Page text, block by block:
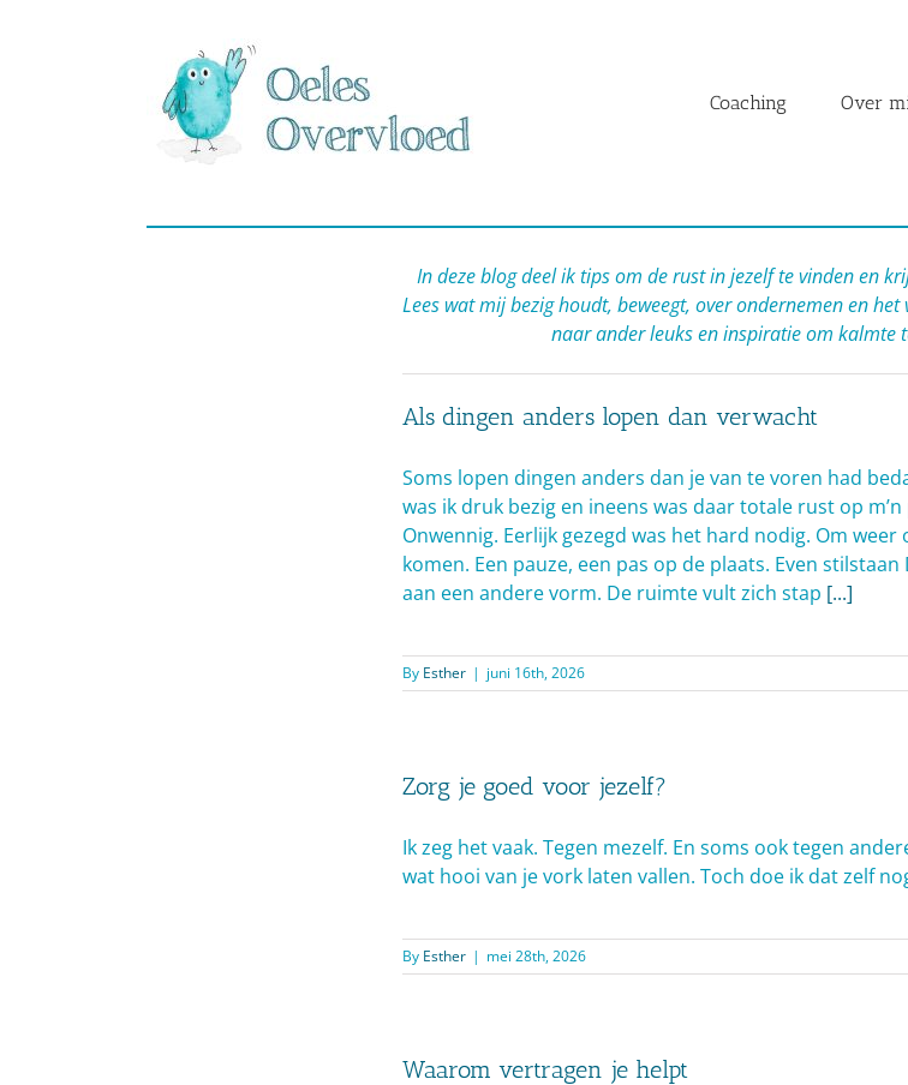
Coaching Over
In deze blog deel ik tips om de rust in jezelf te vinden en
Lees wat mij bezig houdt, beweegt, over ondernemen en
naar ander leuks en inspiratie om kalmte
Als dingen anders lopen dan verwacht
Soms lopen dingen anders dan je van te voren had
was ik druk bezig en ineens was daar totale rust op
Onwennig. Eerlijk gezegd was het hard nodig. Om
komen. Een pauze, een pas op de plaats. Even
aan een andere vorm. De ruimte vult zich stap [...]
By Esther | juni 16th, 2026
Zorg je goed voor jezelf?
Ik zeg het vaak. Tegen mezelf. En soms ook tegen
wat hooi van je vork laten vallen. Toch doe ik dat zelf
By Esther | mei 28th, 2026
Waarom vertragen je helpt